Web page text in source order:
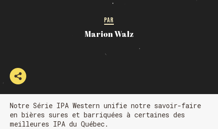
PAR
Marion Walz
Notre Série IPA Western unifie notre savoir-faire
en bières sures et barriquées à certaines des
meilleures IPA du Québec.